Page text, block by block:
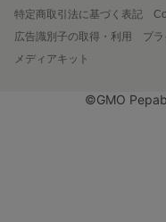
特定商取引法に基づく表記
広告識別子の取得・利用
プ
メディアキット
©GMO